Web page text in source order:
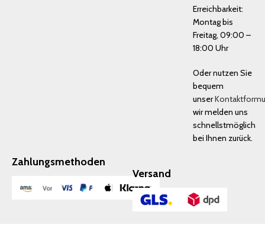
Erreichbarkeit:
Montag bis
Freitag, 09:00 –
18:00 Uhr
Oder nutzen Sie
bequem
unser
wir melden uns
schnellstmöglich
bei Ihnen zurück.
Zahlungsmethoden
Versand